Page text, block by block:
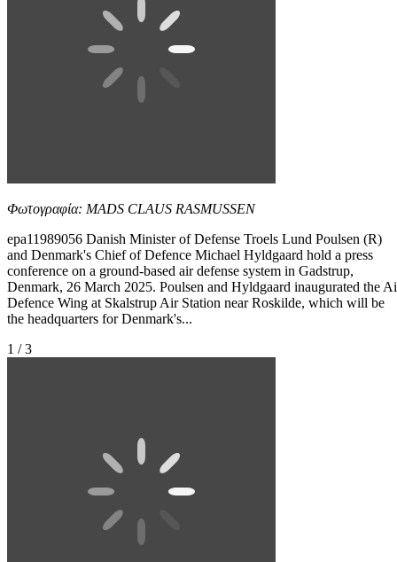
Φωτογραφία: MADS CLAUS RASMUSSEN
epa11989056 Danish Minister of Defense Troels Lund Poulsen (R)
and Denmark's Chief of Defence Michael Hyldgaard hold a press
conference on a ground-based air defense system in Gadstrup,
Denmark, 26 March 2025. Poulsen and Hyldgaard inaugurated the
Defence Wing at Skalstrup Air Station near Roskilde, which will be
the headquarters for Denmark's...
1 / 3